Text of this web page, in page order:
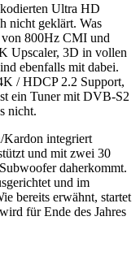
Ultra HD
nicht geklärt. Was
von 800Hz CMI und
Upscaler, 3D in vollen
ebenfalls mit dabei.
/ HDCP 2.2 Support,
ein Tuner mit DVB-S2
nicht.
Kardon integriert
und mit zwei 30
daherkommt.
und im
bereits erwähnt, startet
für Ende des Jahres